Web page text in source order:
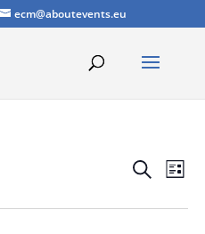
ecm@aboutevents.eu
Eventi
e
CercaLista